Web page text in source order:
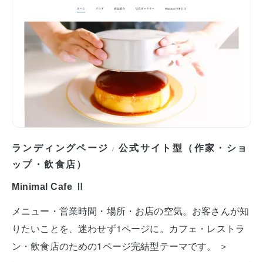
ランディングページ / 公式サイト型（作家・ショ
ップ・飲食店）
Minimal Cafe Ⅱ
メニュー・営業時間・場所・お店の空気。お客さんが知
りたいことを、迷わせず1ページに。カフェ・レストラ
ン・飲食店のための1ページ完結型テーマです。 ＞